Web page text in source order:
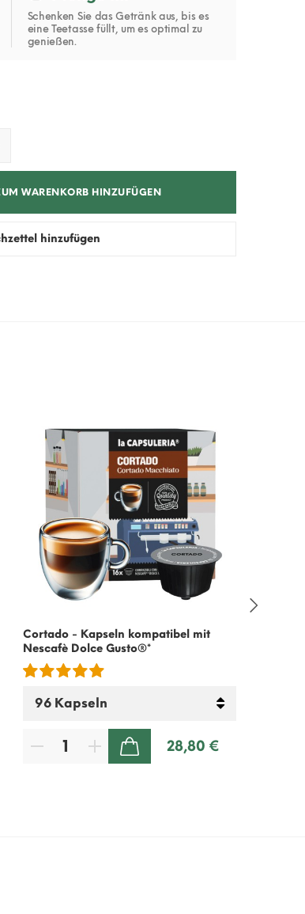
Schenken Sie das Getränk aus, bis es
eine Teetasse füllt, um es optimal zu
genießen.
WARENKORB HINZUFÜGEN
hinzufügen
Cortado - Kapseln kompatibel mit
Nescafè Dolce Gusto®*
28,80 €